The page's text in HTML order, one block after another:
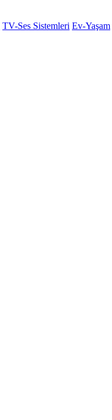
TV-Ses Sistemleri Ev-Yaşam